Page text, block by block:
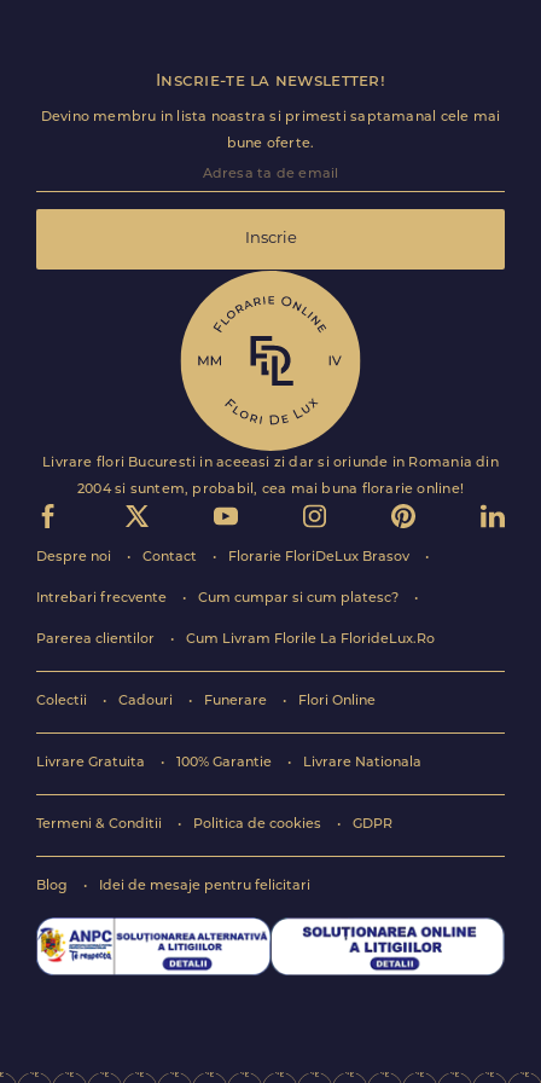
Inscrie-te la newsletter!
Devino membru in lista noastra si primesti saptamanal cele mai
bune oferte.
Inscrie
Livrare flori Bucuresti in aceeasi zi dar si oriunde in Romania din
2004 si suntem, probabil, cea mai buna florarie online!
Despre noi Contact Florarie FloriDeLux Brasov
Intrebari frecvente Cum cumpar si cum platesc?
Parerea clientilor Cum Livram Florile La FlorideLux.Ro
Colectii Cadouri Funerare Flori Online
Livrare Gratuita 100% Garantie Livrare Nationala
Termeni & Conditii Politica de cookies GDPR
Blog Idei de mesaje pentru felicitari